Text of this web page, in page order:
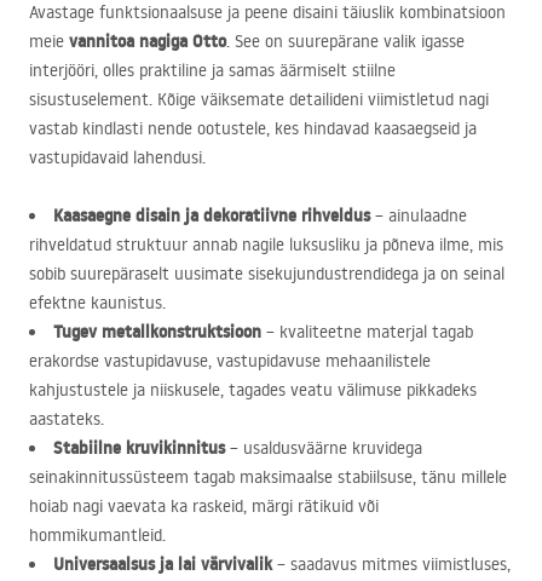
Avastage funktsionaalsuse ja peene disaini täiuslik kombinatsioon
meie vannitoa nagiga Otto. See on suurepärane valik igasse
interjööri, olles praktiline ja samas äärmiselt stiilne
sisustuselement. Kõige väiksemate detailideni viimistletud nagi
vastab kindlasti nende ootustele, kes hindavad kaasaegseid ja
vastupidavaid lahendusi.
Kaasaegne disain ja dekoratiivne rihveldus– ainulaadne
rihveldatud struktuur annab nagile luksusliku ja põneva ilme, mis
sobib suurepäraselt uusimate sisekujundustrendidega ja on seinal
efektne kaunistus.
Tugev metallkonstruktsioon – kvaliteetne materjal tagab
erakordse vastupidavuse, vastupidavuse mehaanilistele
kahjustustele ja niiskusele, tagades veatu välimuse pikkadeks
aastateks.
Stabiilne kruvikinnitus– usaldusväärne kruvidega
seinakinnitussüsteem tagab maksimaalse stabiilsuse, tänu millele
hoiab nagi vaevata ka raskeid, märgi rätikuid või
hommikumantleid.
Universaalsus ja lai värvivalik– saadavus mitmes viimistluses,